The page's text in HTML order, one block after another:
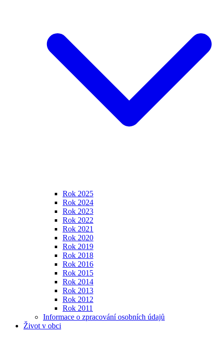
Rok 2025
Rok 2024
Rok 2023
Rok 2022
Rok 2021
Rok 2020
Rok 2019
Rok 2018
Rok 2016
Rok 2015
Rok 2014
Rok 2013
Rok 2012
Rok 2011
Informace o zpracování osobních údajů
Život v obci